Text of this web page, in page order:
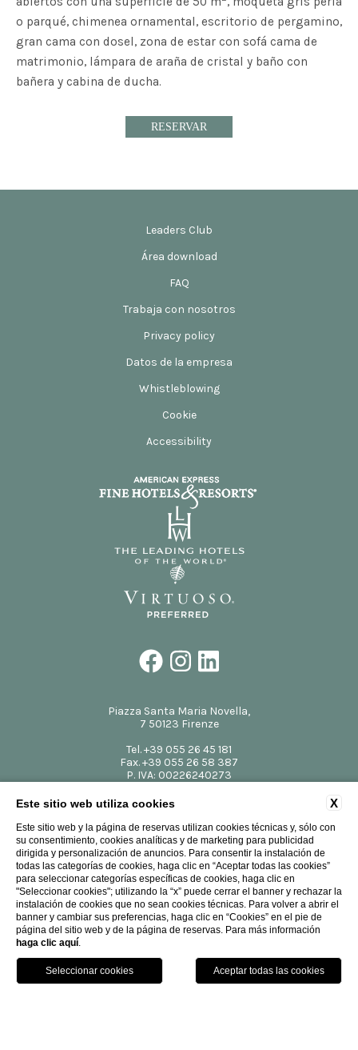
o parqué, chimenea ornamental, escritorio de pergamino,
gran cama con dosel, zona de estar con sofá cama de
matrimonio, lámpara de araña de cristal y baño con
bañera y cabina de ducha.
RESERVAR
Leaders Club
Área download
FAQ
Trabaja con nosotros
Privacy policy
Datos de la empresa
Whistleblowing
Cookie
Accessibility
Piazza Santa Maria Novella,
7 50123 Firenze
Tel.+39 055 26 45 181
Fax.+39 055 26 58 387
P. IVA: 00226240273
info@theplacefirenze.com
Website by Blastness-Design by RWD RovaiWeber
X
Este sitio web utiliza cookies
Este sitio web y la página de reservas utilizan cookies técnicas y, sólo con
su consentimiento, cookies analíticas y de marketing para publicidad
dirigida y personalización de anuncios. Para consentir la instalación de
todas las categorías de cookies, haga clic en “Aceptar todas las cookies”
para seleccionar categorías específicas de cookies, haga clic en
"Seleccionar cookies"; utilizando la “x” puede cerrar el banner y rechazar la
instalación de cookies que no sean cookies técnicas. Para volver a abrir el
banner y cambiar sus preferencias, haga clic en “Cookies” en el pie de
página del sitio web y de la página de reservas. Para más información
haga clic aquí.